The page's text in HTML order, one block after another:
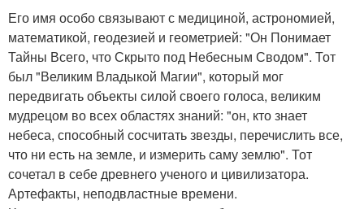
Его имя особо связывают с медициной, астрономией,
математикой, геодезией и геометрией: "Он Понимает
Тайны Всего, что Скрыто под Небесным Сводом". Тот
был "Великим Владыкой Магии", который мог
передвигать объекты силой своего голоса, великим
мудрецом во всех областях знаний: "он, кто знает
небеса, способный сосчитать звезды, перечислить все,
что ни есть на земле, и измерить саму землю". Тот
сочетал в себе древнего ученого и цивилизатора.
Артефакты, неподвластные времени.